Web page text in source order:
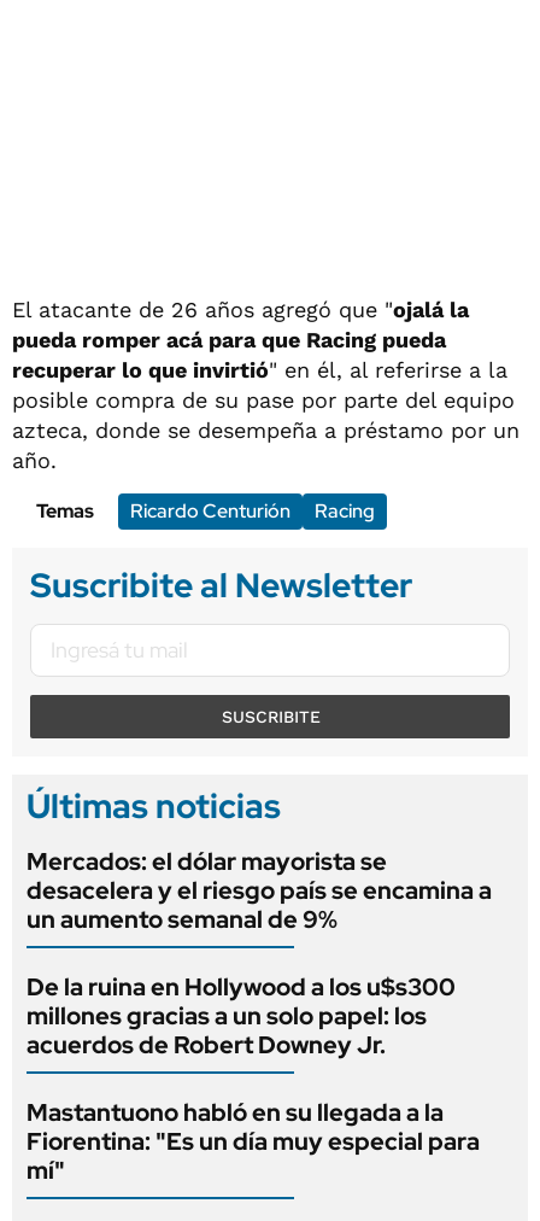
El atacante de 26 años agregó que "ojalá la
pueda romper acá para que Racing pueda
recuperar lo que invirtió" en él, al referirse a la
posible compra de su pase por parte del equipo
azteca, donde se desempeña a préstamo por un
año.
Temas
Ricardo Centurión Racing
Suscribite al Newsletter
SUSCRIBITE
Últimas noticias
Mercados: el dólar mayorista se
desacelera y el riesgo país se encamina a
un aumento semanal de 9%
De la ruina en Hollywood a los u$s300
millones gracias a un solo papel: los
acuerdos de Robert Downey Jr.
Mastantuono habló en su llegada a la
Fiorentina: "Es un día muy especial para
mí"